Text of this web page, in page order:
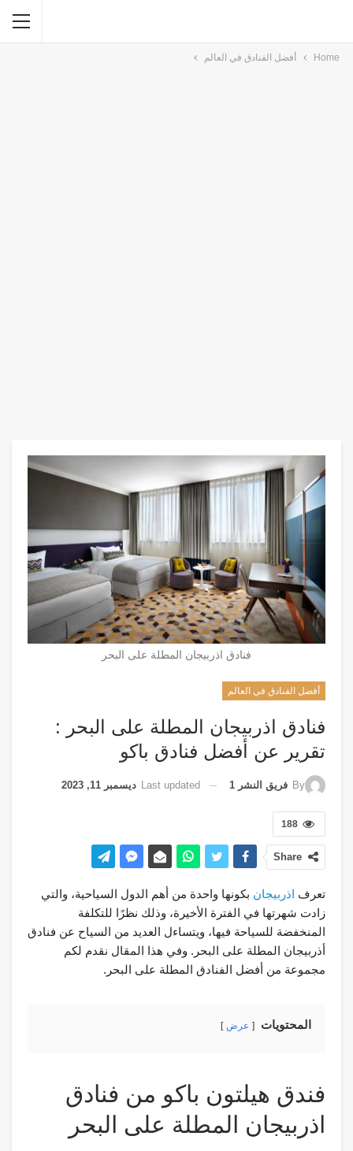
Home أفضل الفنادق في العالم
فنادق اذربيجان المطلة على البحر
أفضل الفنادق في العالم
فنادق اذربيجان المطلة على البحر :
تقرير عن أفضل فنادق باكو
By فريق النشر 1 Last updated ديسمبر 11, 2023
188
Share
تعرف اذربيجان بكونها واحدة من أهم الدول السياحية، والتي
زادت شهرتها في الفترة الأخيرة، وذلك نظرًا للتكلفة
المنخفضة للسياحة فيها، ويتساءل العديد من السياح عن فنادق
أذربيجان المطلة على البحر. وفي هذا المقال نقدم لكم
مجموعة من أفضل الفنادق المطلة على البحر.
المحتويات عرض
فندق هيلتون باكو من فنادق
اذربيجان المطلة على البحر